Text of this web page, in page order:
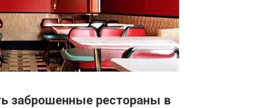
заброшенные рестораны в